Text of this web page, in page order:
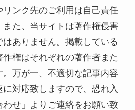
ンク先のご利用は自己責任
また、当サイトは著作権侵害
はありません。掲載している
権はそれぞれの著作者また
。万が一、不適切な記事内容
対応致しますので、恐れ入
わせ」よりご連絡をお願い致